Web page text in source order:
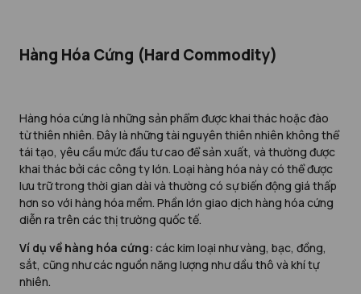
Hàng Hóa Cứng (Hard Commodity)
Hàng hóa cứng là những sản phẩm được khai thác hoặc đào
từ thiên nhiên. Đây là những tài nguyên thiên nhiên không thể
tái tạo, yêu cầu mức đầu tư cao để sản xuất, và thường được
khai thác bởi các công ty lớn. Loại hàng hóa này có thể được
lưu trữ trong thời gian dài và thường có sự biến động giá thấp
hơn so với hàng hóa mềm. Phần lớn giao dịch hàng hóa cứng
diễn ra trên các thị trường quốc tế.
Ví dụ về hàng hóa cứng: các kim loại như vàng, bạc, đồng,
sắt, cũng như các nguồn năng lượng như dầu thô và khí tự
nhiên.